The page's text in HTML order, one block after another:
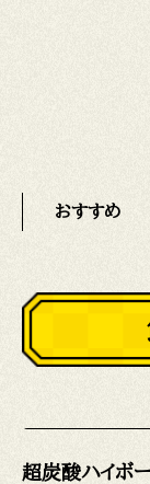
おすすめ
超炭酸ハイボ